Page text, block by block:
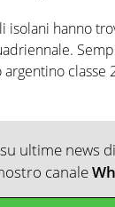
hanno
ultime news
canale